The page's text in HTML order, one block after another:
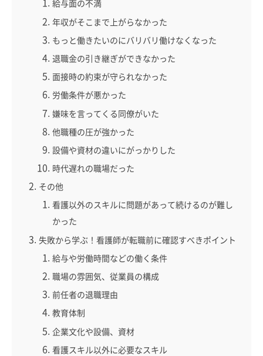
給与面の不満
年収がそこまで上がらなかった
もっと働きたいのにバリバリ働けなくなった
退職金の引き継ぎができなかった
面接時の約束が守られなかった
労働条件が悪かった
嫌味を言ってくる同僚がいた
他職種の圧が強かった
設備や資材の違いにがっかりした
時代遅れの職場だった
その他
看護以外のスキルに問題があって続けるのが難し
かった
失敗から学ぶ！看護師が転職前に確認すべきポイント
給与や労働時間などの働く条件
職場の雰囲気、従業員の構成
前任者の退職理由
教育体制
企業文化や設備、資材
看護スキル以外に必要なスキル